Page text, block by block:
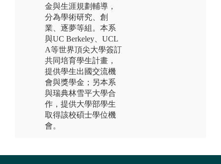
金與生涯規劃輔導，
分為學術研究、創
業、逐夢等組。本系
與UC Berkeley、UCL
A等世界頂尖大學簽訂
共同培育學生計畫，
提供學生出國交流機
會與獎學金；另本系
與瑞典林雪平大學合
作，提供大學部學生
取得該校碩士學位機
會。